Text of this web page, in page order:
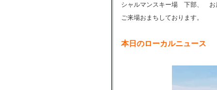
シャルマンスキー場 下部、 お
ご来場おまちしております。
本日のローカルニュース